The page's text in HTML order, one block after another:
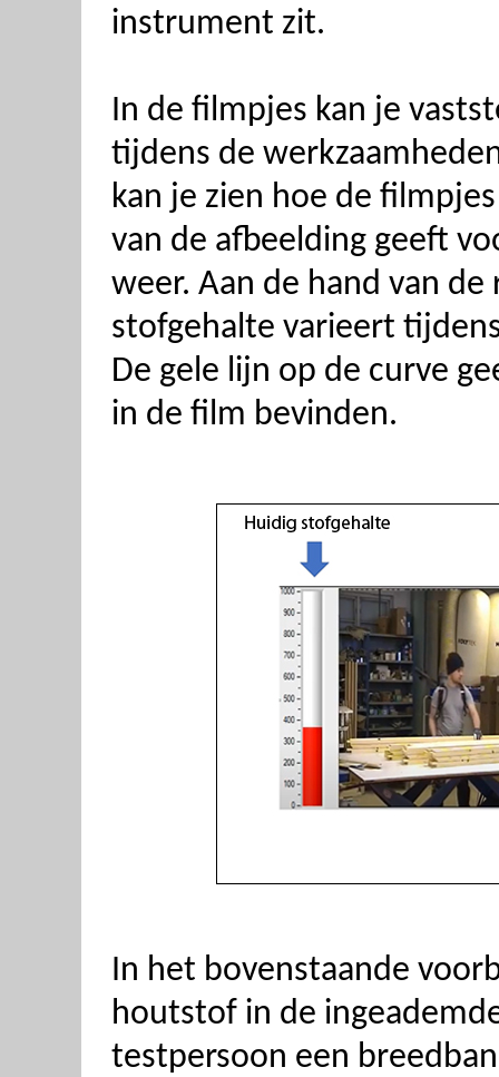
instrument zit.
In de filmpjes kan je
tijdens de
kan je zien hoe de
van de afbeelding geeft
weer. Aan de hand van
stofgehalte varieert
De gele lijn op de curve
in de film bevinden.
In het bovenstaande
houtstof in de
testpersoon een